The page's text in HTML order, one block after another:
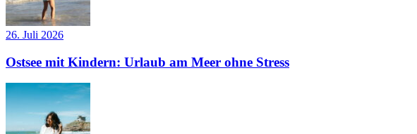
26. Juli 2026
Ostsee mit Kindern: Urlaub am Meer ohne Stress